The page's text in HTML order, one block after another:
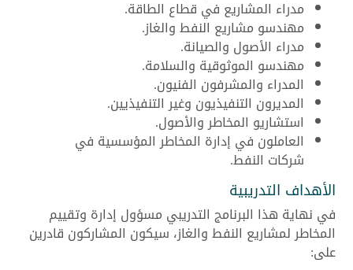
مدراء المشاريع في قطاع الطاقة.
مهندسو مشاريع النفط والغاز.
مدراء الأصول والصيانة.
مهندسو الموثوقية والسلامة.
المدراء والمشرفون الفنيون.
المديرون التنفيذيون وغير التنفيذيين.
استشاريو المخاطر والأصول.
العاملون في إدارة المخاطر المؤسسية في
شركات النفط.
الأهداف التدريبية
في نهاية هذا البرنامج التدريبي مسؤول إدارة وتقييم
المخاطر لمشاريع النفط والغاز، سيكون المشاركون قادرين
على: